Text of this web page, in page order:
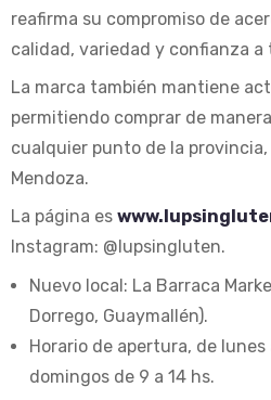
reafirma su compromiso de
calidad, variedad y confianza a
La marca también mantiene
permitiendo comprar de
cualquier punto de la
Mendoza.
La página es
Instagram: @lupsingluten.
Nuevo local: La Barraca
Dorrego, Guaymallén).
Horario de apertura, de lunes
domingos de 9 a 14 hs.